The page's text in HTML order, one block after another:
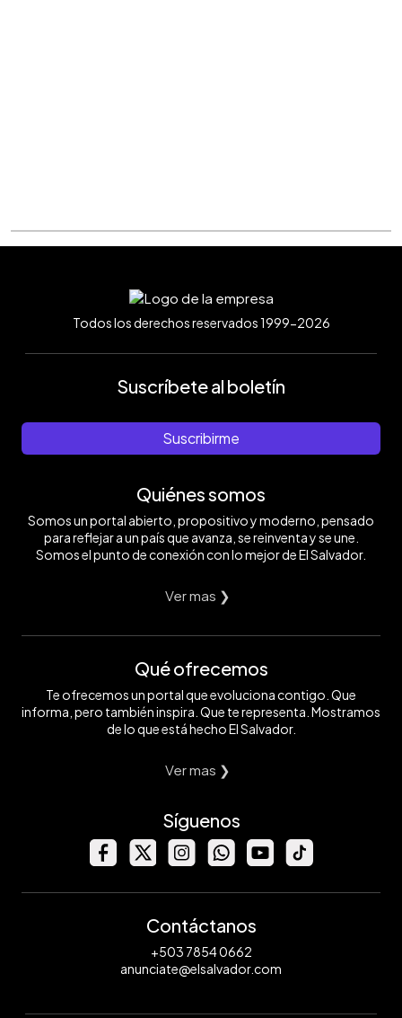
Todos los derechos reservados 1999-2026
Suscríbete al boletín
Suscribirme
Quiénes somos
Somos un portal abierto, propositivo y moderno, pensado
para reflejar a un país que avanza, se reinventa y se une.
Somos el punto de conexión con lo mejor de El Salvador.
Ver mas ❯
Qué ofrecemos
Te ofrecemos un portal que evoluciona contigo. Que
informa, pero también inspira. Que te representa. Mostramos
de lo que está hecho El Salvador.
Ver mas ❯
Síguenos
Contáctanos
+503 7854 0662
anunciate@elsalvador.com